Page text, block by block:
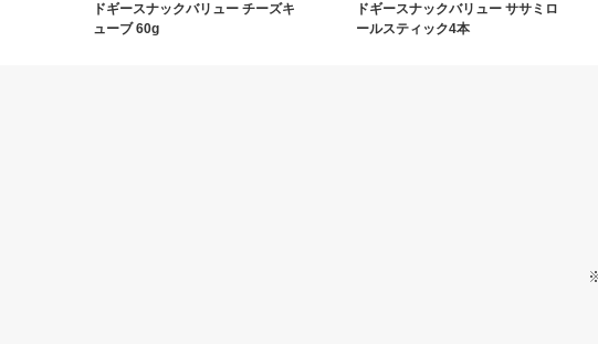
ドギースナックバリュー チーズキ
ューブ 60g
ドギースナックバリュー ササミロ
ールスティック4本